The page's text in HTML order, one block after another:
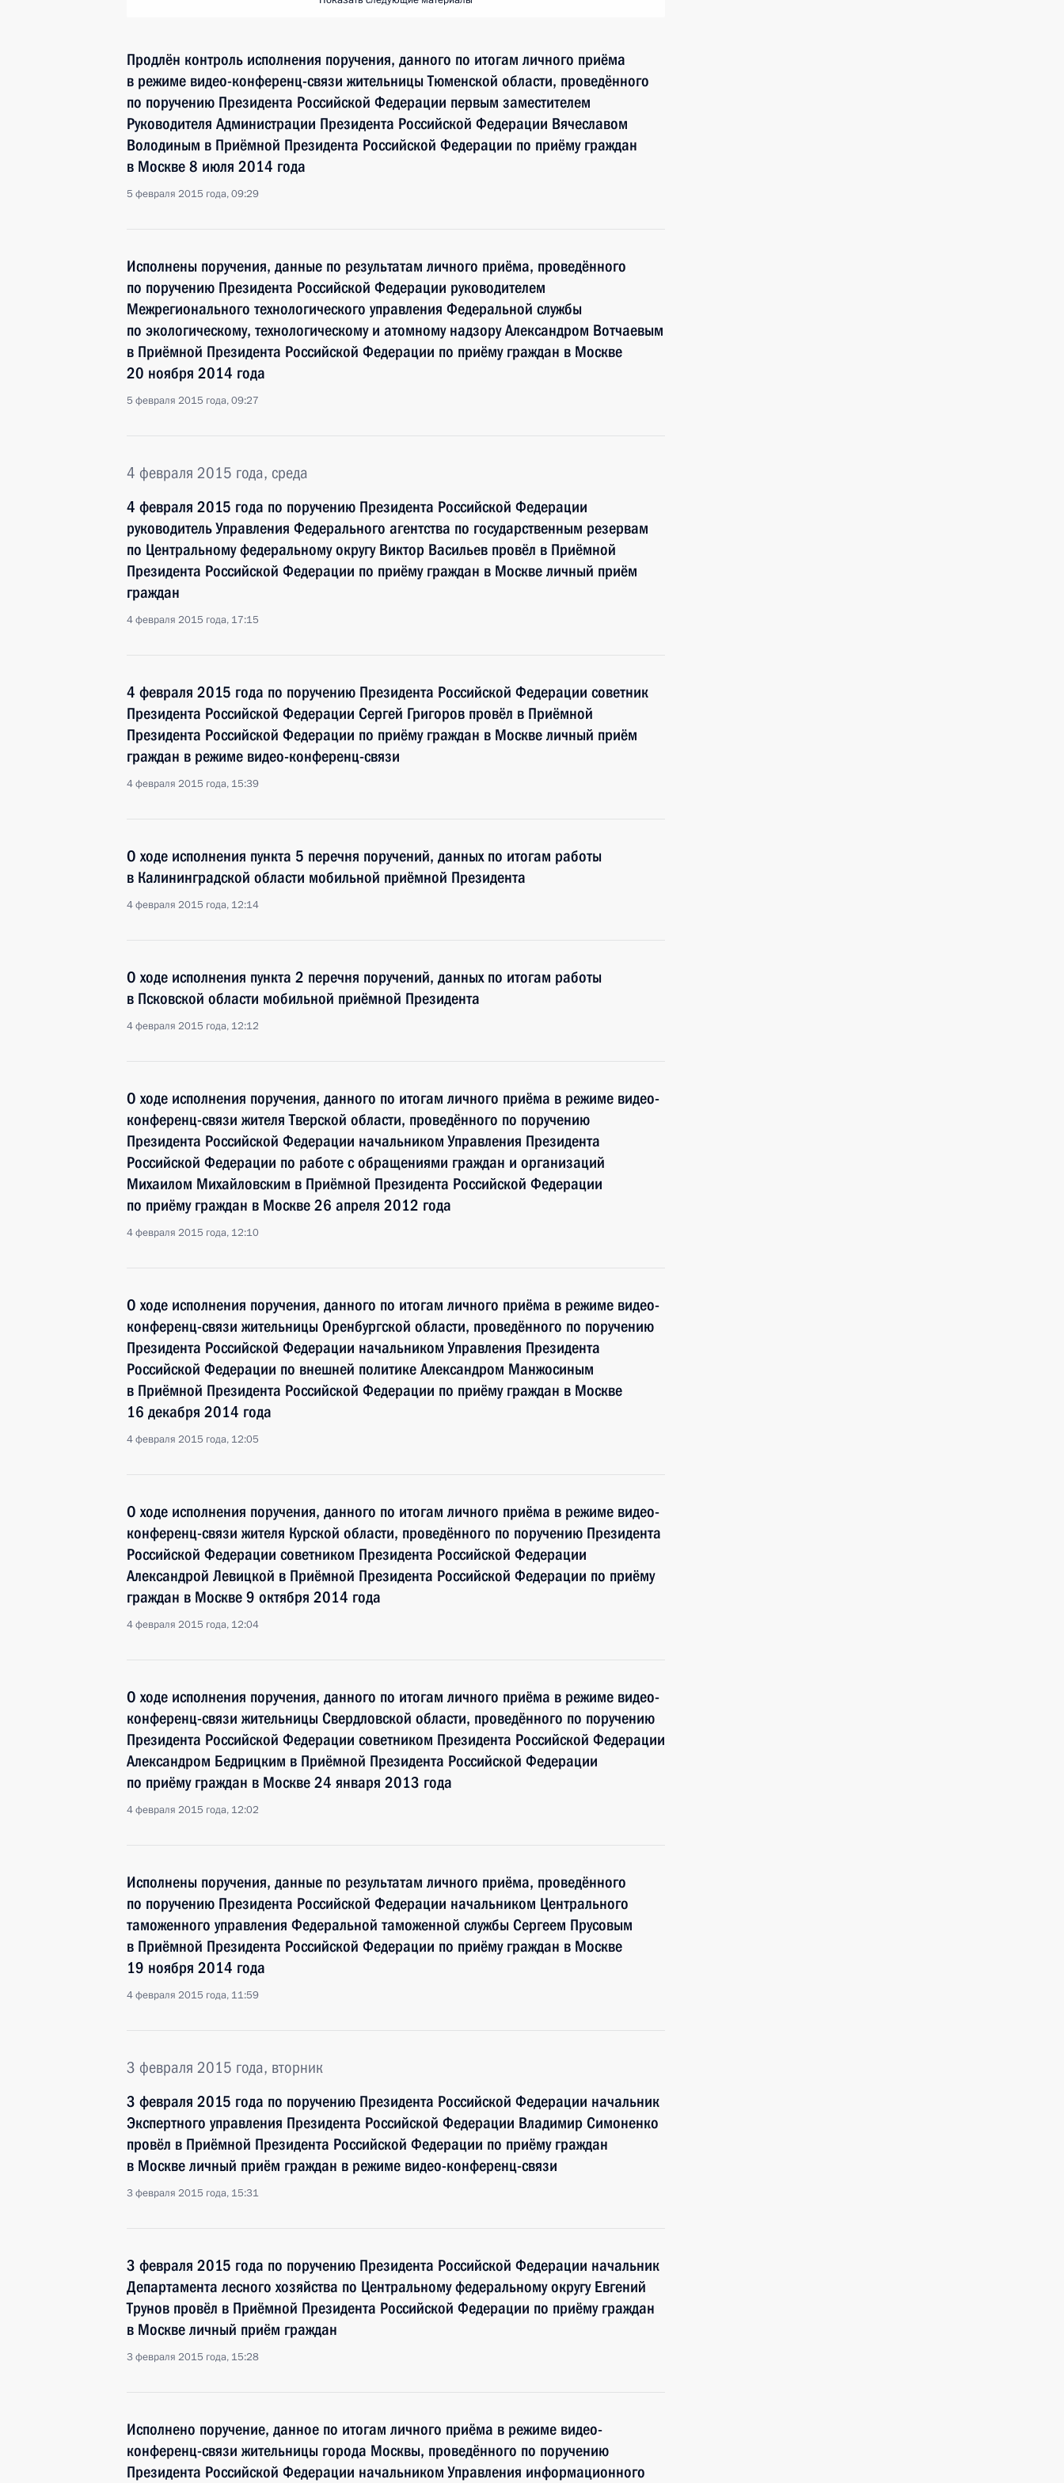
Продлён контроль исполнения поручения, данного по итогам личного приёма
в режиме видео-конференц-связи жительницы Тюменской области, проведённого
по поручению Президента Российской Федерации первым заместителем
Руководителя Администрации Президента Российской Федерации Вячеславом
Володиным в Приёмной Президента Российской Федерации по приёму граждан
в Москве 8 июля 2014 года
5 февраля 2015 года, 09:29
Исполнены поручения, данные по результатам личного приёма, проведённого
по поручению Президента Российской Федерации руководителем
Межрегионального технологического управления Федеральной службы
по экологическому, технологическому и атомному надзору Александром Вотчаевым
в Приёмной Президента Российской Федерации по приёму граждан в Москве
20 ноября 2014 года
5 февраля 2015 года, 09:27
4 февраля 2015 года, среда
4 февраля 2015 года по поручению Президента Российской Федерации
руководитель Управления Федерального агентства по государственным резервам
по Центральному федеральному округу Виктор Васильев провёл в Приёмной
Президента Российской Федерации по приёму граждан в Москве личный приём
граждан
4 февраля 2015 года, 17:15
4 февраля 2015 года по поручению Президента Российской Федерации советник
Президента Российской Федерации Сергей Григоров провёл в Приёмной
Президента Российской Федерации по приёму граждан в Москве личный приём
граждан в режиме видео-конференц-связи
4 февраля 2015 года, 15:39
О ходе исполнения пункта 5 перечня поручений, данных по итогам работы
в Калининградской области мобильной приёмной Президента
4 февраля 2015 года, 12:14
О ходе исполнения пункта 2 перечня поручений, данных по итогам работы
в Псковской области мобильной приёмной Президента
4 февраля 2015 года, 12:12
О ходе исполнения поручения, данного по итогам личного приёма в режиме видео-
конференц-связи жителя Тверской области, проведённого по поручению
Президента Российской Федерации начальником Управления Президента
Российской Федерации по работе с обращениями граждан и организаций
Михаилом Михайловским в Приёмной Президента Российской Федерации
по приёму граждан в Москве 26 апреля 2012 года
4 февраля 2015 года, 12:10
О ходе исполнения поручения, данного по итогам личного приёма в режиме видео-
конференц-связи жительницы Оренбургской области, проведённого по поручению
Президента Российской Федерации начальником Управления Президента
Российской Федерации по внешней политике Александром Манжосиным
в Приёмной Президента Российской Федерации по приёму граждан в Москве
16 декабря 2014 года
4 февраля 2015 года, 12:05
О ходе исполнения поручения, данного по итогам личного приёма в режиме видео-
конференц-связи жителя Курской области, проведённого по поручению Президента
Российской Федерации советником Президента Российской Федерации
Александрой Левицкой в Приёмной Президента Российской Федерации по приёму
граждан в Москве 9 октября 2014 года
4 февраля 2015 года, 12:04
О ходе исполнения поручения, данного по итогам личного приёма в режиме видео-
конференц-связи жительницы Свердловской области, проведённого по поручению
Президента Российской Федерации советником Президента Российской Федерации
Александром Бедрицким в Приёмной Президента Российской Федерации
по приёму граждан в Москве 24 января 2013 года
4 февраля 2015 года, 12:02
Исполнены поручения, данные по результатам личного приёма, проведённого
по поручению Президента Российской Федерации начальником Центрального
таможенного управления Федеральной таможенной службы Сергеем Прусовым
в Приёмной Президента Российской Федерации по приёму граждан в Москве
19 ноября 2014 года
4 февраля 2015 года, 11:59
3 февраля 2015 года, вторник
3 февраля 2015 года по поручению Президента Российской Федерации начальник
Экспертного управления Президента Российской Федерации Владимир Симоненко
провёл в Приёмной Президента Российской Федерации по приёму граждан
в Москве личный приём граждан в режиме видео-конференц-связи
3 февраля 2015 года, 15:31
3 февраля 2015 года по поручению Президента Российской Федерации начальник
Департамента лесного хозяйства по Центральному федеральному округу Евгений
Трунов провёл в Приёмной Президента Российской Федерации по приёму граждан
в Москве личный приём граждан
3 февраля 2015 года, 15:28
Исполнено поручение, данное по итогам личного приёма в режиме видео-
конференц-связи жительницы города Москвы, проведённого по поручению
Президента Российской Федерации начальником Управления информационного